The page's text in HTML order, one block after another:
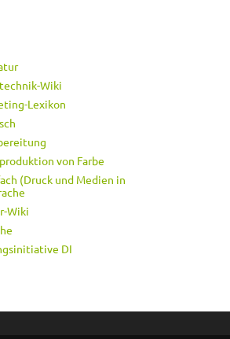
Wiki
Lexikon
von Farbe
(Druck und Medien in
Wiki
DI